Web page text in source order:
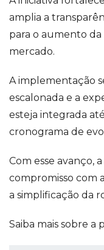
amplia a
para o aumento
mercado.
A implementação
escalonada e a
esteja integrada
cronograma de
Com esse avanço,
compromisso com
a simplificação da
Saiba mais sobre a